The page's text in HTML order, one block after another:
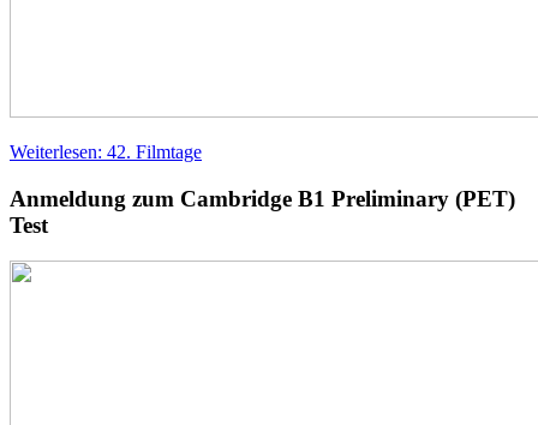
Weiterlesen: 42. Filmtage
Anmeldung zum Cambridge B1 Preliminary (PET)
Test